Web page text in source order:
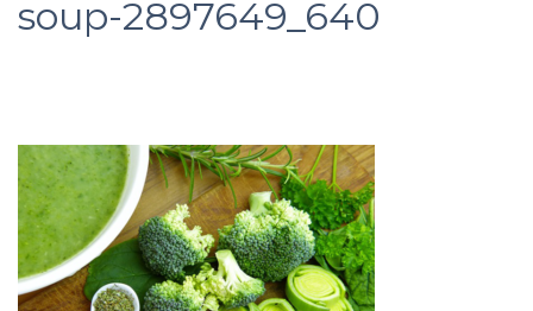
soup-2897649_640